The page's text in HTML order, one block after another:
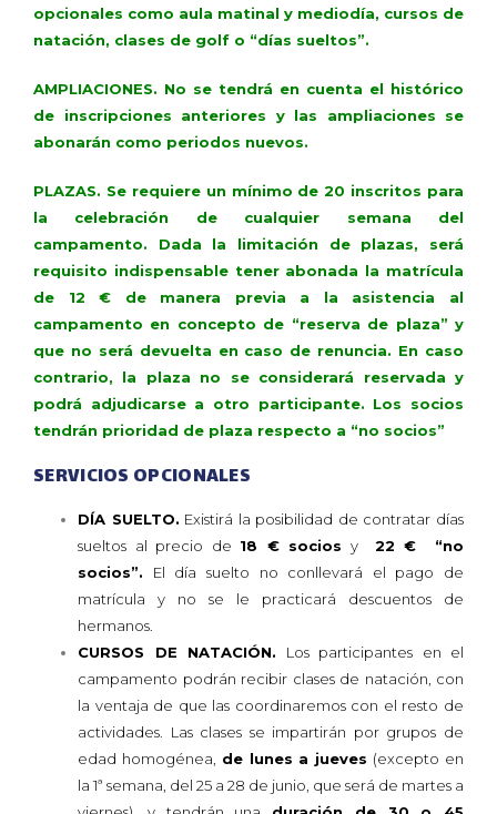
opcionales como aula matinal y mediodía, cursos de
natación, clases de golf o “días sueltos”.
AMPLIACIONES. No se tendrá en cuenta el histórico
de inscripciones anteriores y las ampliaciones se
abonarán como periodos nuevos.
PLAZAS. Se requiere un mínimo de 20 inscritos para
la celebración de cualquier semana del
campamento. Dada la limitación de plazas, será
requisito indispensable tener abonada la matrícula
de 12 € de manera previa a la asistencia al
campamento en concepto de “reserva de plaza” y
que no será devuelta en caso de renuncia. En caso
contrario, la plaza no se considerará reservada y
podrá adjudicarse a otro participante. Los socios
tendrán prioridad de plaza respecto a “no socios”
SERVICIOS OPCIONALES
DÍA SUELTO. Existirá la posibilidad de contratar días
sueltos al precio de 18 € socios y 22 € “no
socios”. El día suelto no conllevará el pago de
matrícula y no se le practicará descuentos de
hermanos.
CURSOS DE NATACIÓN. Los participantes en el
campamento podrán recibir clases de natación, con
la ventaja de que las coordinaremos con el resto de
actividades. Las clases se impartirán por grupos de
edad homogénea, de lunes a jueves (excepto en
la 1ª semana, del 25 a 28 de junio, que será de martes a